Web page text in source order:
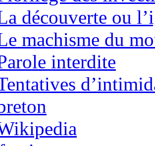
découverte ou
machisme du
interdite